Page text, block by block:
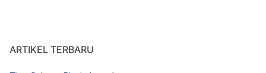
ARTIKEL TERBARU